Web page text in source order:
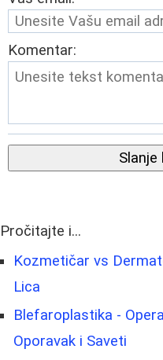
Komentar:
Pročitajte i...
Kozmetičar vs
Lica
Blefaroplastika -
Oporavak i Saveti